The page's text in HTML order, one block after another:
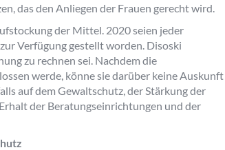
das den Anliegen der Frauen gerecht wird.
der Mittel. 2020 seien jeder
Verfügung gestellt worden. Disoski
zu rechnen sei. Nachdem die
werde, könne sie darüber keine Auskunft
auf dem Gewaltschutz, der Stärkung der
der Beratungseinrichtungen und der